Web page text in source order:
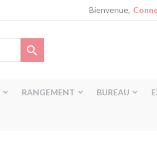
Bienvenue,

RANGEMENT BUREAU